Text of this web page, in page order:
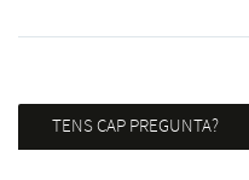
TENS CAP PREGUNTA?